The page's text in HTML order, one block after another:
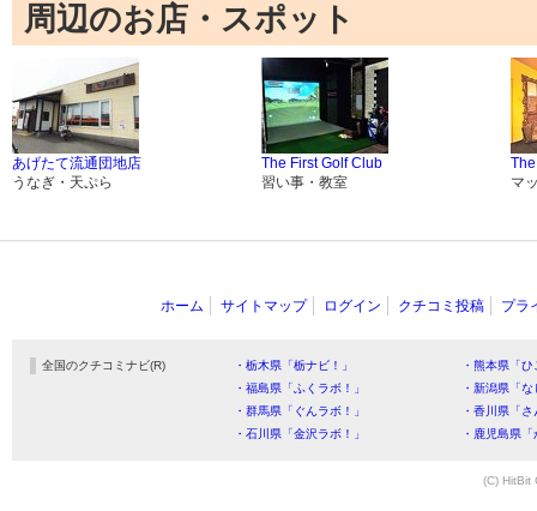
周辺のお店・スポット
あげたて流通団地店
うなぎ・天ぷら
The First Golf Club
習い事・教室
マ
ホーム サイトマップ ログイン クチコミ投稿 プラ
全国のクチコミナビ(R) ・栃木県「栃ナビ！」
・熊本県「
・福島県「ふくラボ！」
・新潟県「
・群馬県「ぐんラボ！」
・香川県「
・石川県「金沢ラボ！」
・鹿児島県
(C) HitBit